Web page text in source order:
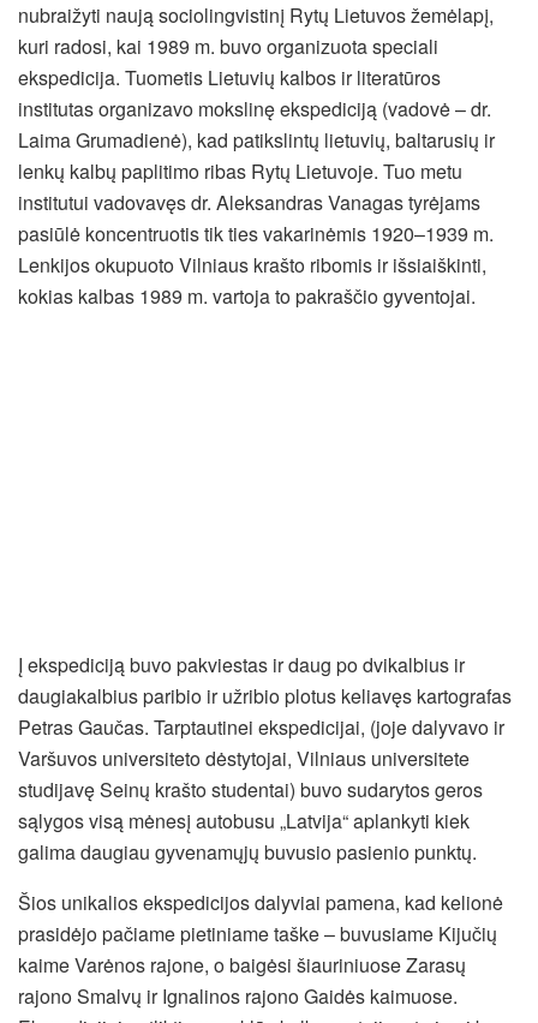
nubraižyti naują sociolingvistinį Rytų Lietuvos žemėlapį,
kuri radosi, kai 1989 m. buvo organizuota speciali
ekspedicija. Tuometis Lietuvių kalbos ir literatūros
institutas organizavo mokslinę ekspediciją (vadovė – dr.
Laima Grumadienė), kad patikslintų lietuvių, baltarusių ir
lenkų kalbų paplitimo ribas Rytų Lietuvoje. Tuo metu
institutui vadovavęs dr. Aleksandras Vanagas tyrėjams
pasiūlė koncentruotis tik ties vakarinėmis 1920–1939 m.
Lenkijos okupuoto Vilniaus krašto ribomis ir išsiaiškinti,
kokias kalbas 1989 m. vartoja to pakraščio gyventojai.
Į ekspediciją buvo pakviestas ir daug po dvikalbius ir
daugiakalbius paribio ir užribio plotus keliavęs kartografas
Petras Gaučas. Tarptautinei ekspedicijai, (joje dalyvavo ir
Varšuvos universiteto dėstytojai, Vilniaus universitete
studijavę Seinų krašto studentai) buvo sudarytos geros
sąlygos visą mėnesį autobusu „Latvija“ aplankyti kiek
galima daugiau gyvenamųjų buvusio pasienio punktų.
Šios unikalios ekspedicijos dalyviai pamena, kad kelionė
prasidėjo pačiame pietiniame taške – buvusiame Kijučių
kaime Varėnos rajone, o baigėsi šiauriniuose Zarasų
rajono Smalvų ir Ignalinos rajono Gaidės kaimuose.